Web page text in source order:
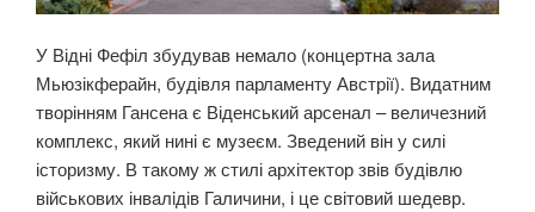
У Відні Фефіл збудував немало (концертна зала
Мьюзікферайн, будівля парламенту Австрії). Видатним
творінням Гансена є Віденський арсенал – величезний
комплекс, який нині є музеєм. Зведений він у силі
історизму. В такому ж стилі архітектор звів будівлю
військових інвaлiдів Галичини, і це світовий шедевр.